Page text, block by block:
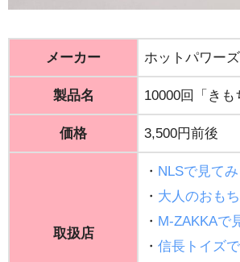
メーカー ホットパワーズ
製品名 10000回「き
価格 3,500円前後
取扱店
・ NLSで見てみ
・ 大人のおも
・ M-ZAKKAで
・ 信長トイズ